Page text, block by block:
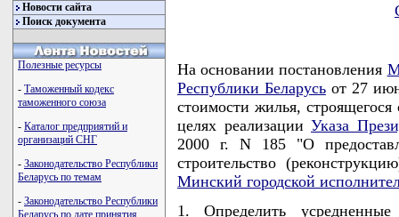
Новости сайта
Поиск документа
Полезные ресурсы
- Таможенный кодекс
таможенного союза
- Каталог предприятий и
организаций СНГ
- Законодательство Республики
Беларусь по темам
- Законодательство Республики
Беларусь по дате принятия
На основании постановления
Республики Беларусьот 27
стоимости жилья,
целях реализации Указа
2000 г. N 185 "О
строительство
Минский городской
1. Определить